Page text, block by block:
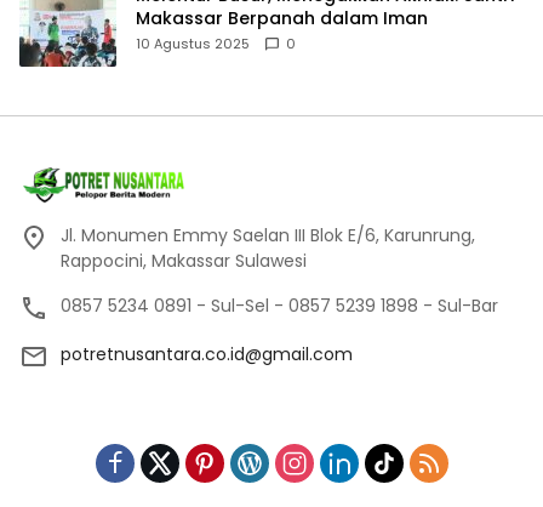
Makassar Berpanah dalam Iman
10 Agustus 2025 0
Jl. Monumen Emmy Saelan III Blok E/6, Karunrung,
Rappocini, Makassar Sulawesi
0857 5234 0891 - Sul-Sel - 0857 5239 1898 - Sul-Bar
potretnusantara.co.id@gmail.com